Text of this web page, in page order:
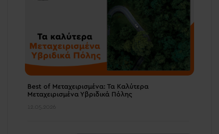
Best of Μεταχειρισμένα: Τα Καλύτερα
Μεταχειρισμένα Υβριδικά Πόλης
12.05.2026